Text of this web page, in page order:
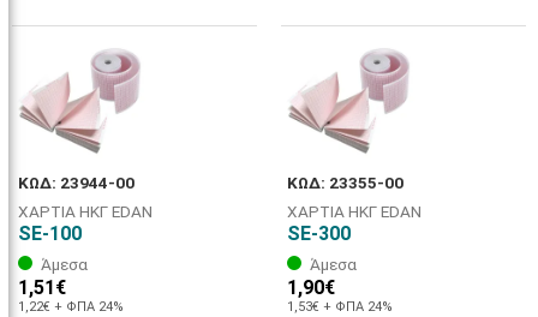
ΚΩΔ: 23944-00
ΧΑΡΤΙΑ ΗΚΓ EDAN
SE-100
Άμεσα
1,51€
1,22€ + ΦΠΑ 24%
ΚΩΔ: 23355-00
ΧΑΡΤΙΑ ΗΚΓ EDAN
SE-300
Άμεσα
1,90€
1,53€ + ΦΠΑ 24%